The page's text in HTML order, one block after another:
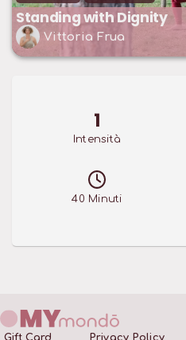
Standing with Dignity
Vittoria Frua
1
Intensità
40 Minuti
Gift Card Privacy Policy